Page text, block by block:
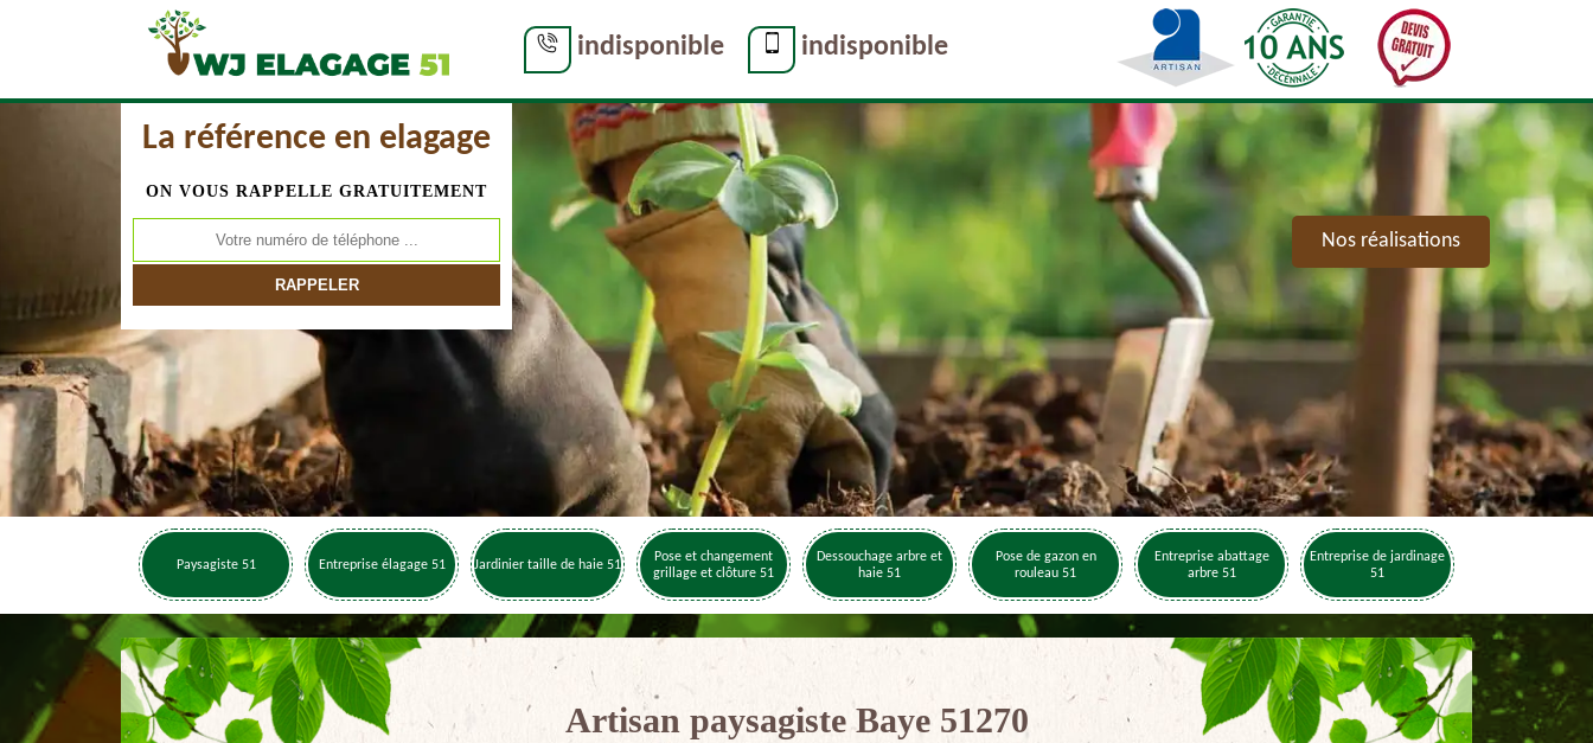
indisponible indisponible
La référence en elagage
ON VOUS RAPPELLE GRATUITEMENT
Nos réalisations
Paysagiste 51 Entreprise élagage 51 Jardinier taille de haie 51
Pose et changement
grillage et clôture 51
Dessouchage arbre et
haie 51
Pose de gazon en
rouleau 51
Entreprise abattage
arbre 51
Entreprise de jardinage
51
Artisan paysagiste Baye 51270